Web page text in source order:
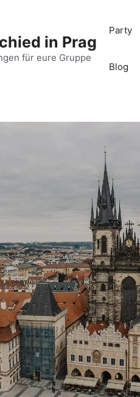
in Prag
für eure Gruppe
Party
Blog